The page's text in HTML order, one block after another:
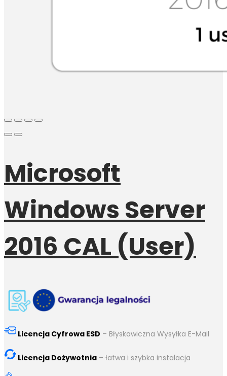
Microsoft
Windows Server
2016 CAL (User)
Licencja Cyfrowa ESD – Błyskawiczna Wysyłka E-Mail
Licencja Dożywotnia – łatwa i szybka instalacja